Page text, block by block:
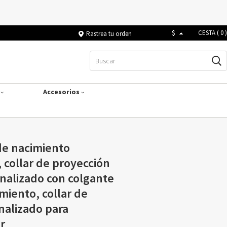
Rastrea tu orden $ CESTA (0)
Accesorios
nacimiento
de proyección
con colgante
collar de
para